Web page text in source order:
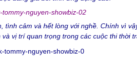
tình cảm và hết lòng với nghề. Chính vì
vị trí quan trọng trong các cuộc thi thời